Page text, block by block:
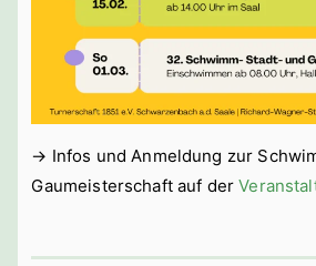
→ Infos und Anmeldung zur
Gaumeisterschaft auf der